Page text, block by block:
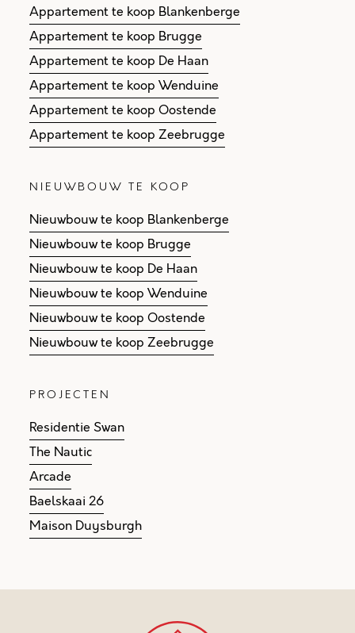
Appartement te koop Blankenberge
Appartement te koop Brugge
Appartement te koop De Haan
Appartement te koop Wenduine
Appartement te koop Oostende
Appartement te koop Zeebrugge
NIEUWBOUW TE KOOP
Nieuwbouw te koop Blankenberge
Nieuwbouw te koop Brugge
Nieuwbouw te koop De Haan
Nieuwbouw te koop Wenduine
Nieuwbouw te koop Oostende
Nieuwbouw te koop Zeebrugge
PROJECTEN
Residentie Swan
The Nautic
Arcade
Baelskaai 26
Maison Duysburgh